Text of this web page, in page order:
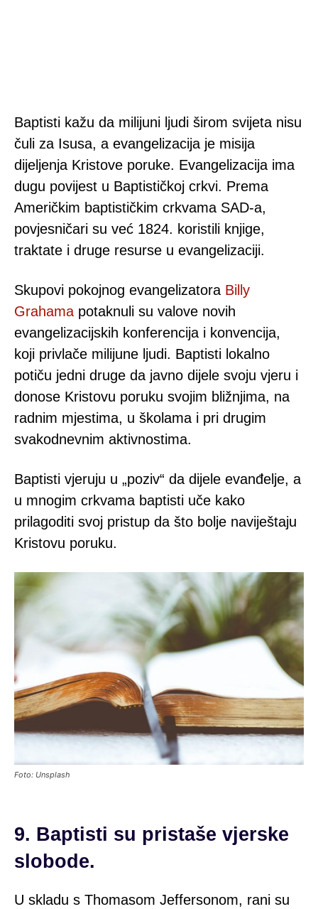
Baptisti kažu da milijuni ljudi širom svijeta nisu
čuli za Isusa, a evangelizacija je misija
dijeljenja Kristove poruke. Evangelizacija ima
dugu povijest u Baptističkoj crkvi. Prema
Američkim baptističkim crkvama SAD-a,
povjesničari su već 1824. koristili knjige,
traktate i druge resurse u evangelizaciji.
Skupovi pokojnog evangelizatora Billy
Grahama potaknuli su valove novih
evangelizacijskih konferencija i konvencija,
koji privlače milijune ljudi. Baptisti lokalno
potiču jedni druge da javno dijele svoju vjeru i
donose Kristovu poruku svojim bližnjima, na
radnim mjestima, u školama i pri drugim
svakodnevnim aktivnostima.
Baptisti vjeruju u „poziv“ da dijele evanđelje, a
u mnogim crkvama baptisti uče kako
prilagoditi svoj pristup da što bolje naviještaju
Kristovu poruku.
Foto: Unsplash
9. Baptisti su pristaše vjerske
slobode.
U skladu s Thomasom Jeffersonom, rani su